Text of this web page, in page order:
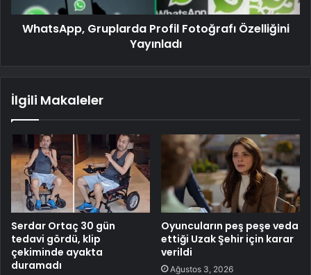
WhatsApp, Gruplarda Profil Fotoğrafı Özelliğini
Yayınladı
İlgili Makaleler
Serdar Ortaç 30 gün
tedavi gördü, klip
çekiminde ayakta
duramadı
Oyuncuların peş peşe veda
ettiği Uzak Şehir için karar
verildi
Ağustos 3, 2026